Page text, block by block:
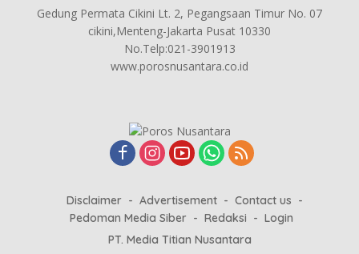
Gedung Permata Cikini Lt. 2, Pegangsaan Timur No. 07
cikini,Menteng-Jakarta Pusat 10330
No.Telp:021-3901913
www.porosnusantara.co.id
Disclaimer Advertisement
Contact us
Pedoman Media Siber
Redaksi
Login
PT. Media Titian Nusantara